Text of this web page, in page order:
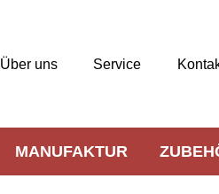
Über uns Service
MANUFAKTUR